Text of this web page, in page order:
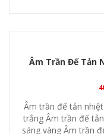
Âm Trần Đế Tản
Âm trần đế tản
trắng Âm trần đế
sáng vàng Âm trần